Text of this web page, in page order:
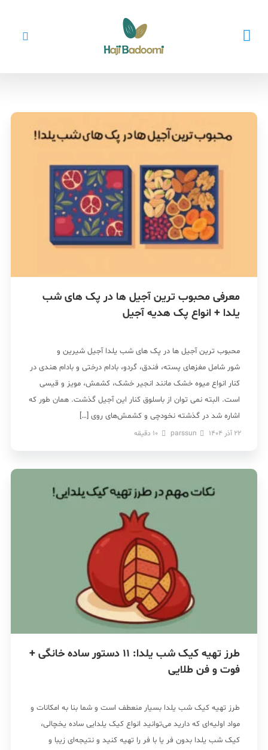
معرفی محبوب ترین آجیل ها در پک های شب
یلدا + انواع پک هدیه آجیل
محبوب ترین آجیل ها در پک های شب یلدا آجیل شیرین و
شور شامل مغزهای پسته، فندق، گردو، بادام درختی و بادام هندی در
کنار انواع میوه خشک مانند انجیر خشک، کشمش، مویز و قیسی
است. البته نمی توان از باسلوق کنار این آجیل گذشت. همان طور که
اشاره شد در گذشته نخودچی و کشمش‌های روی […]
22 آذر 1404 parssun
10 دقیقه
طرز تهیه کیک شب یلدا: 11 دستور ساده خانگی +
فوت و فن‌ طلایی
طرز تهیه کیک شب یلدا بسیار منعطف است و شما بنا به امکانات و
مواد اولیه‌ای که دارید می‌توانید انواع کیک یلدایی ساده یخچالی،
کیک شب یلدا بدون فر یا با فر را تهیه کنید و نتیجه‌ای زیبا و